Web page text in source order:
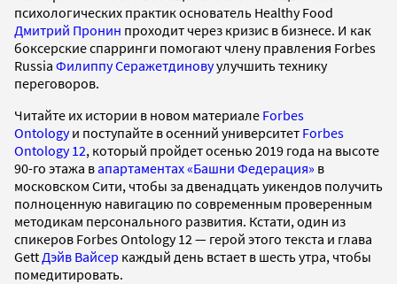
психологических практик основатель Healthy Food
Дмитрий Пронин проходит через кризис в бизнесе. И как
боксерские спарринги помогают члену правления Forbes
Russia Филиппу Серажетдиновуулучшить технику
переговоров.
Читайте их истории в новом материале Forbes
Ontologyи поступайте в осенний университет Forbes
Ontology 12, который пройдет осенью 2019 года на высоте
90-го этажа вапартаментах «Башни Федерация» в
московском Сити, чтобы за двенадцать уикендов получить
полноценную навигацию по современным проверенным
методикам персонального развития. Кстати, один из
спикеров Forbes Ontology 12 — герой этого текста и глава
Gett Дэйв Вайсер каждый день встает в шесть утра, чтобы
помедитировать.